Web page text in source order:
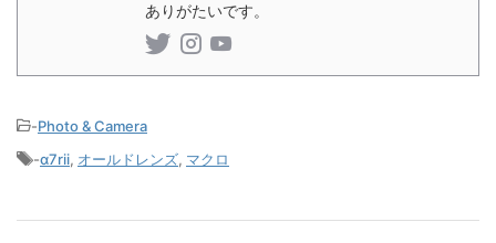
ありがたいです。
-Photo & Camera
-α7rii, オールドレンズ, マクロ